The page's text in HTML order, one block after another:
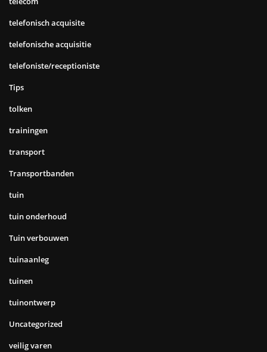
telefonisch acquisite
telefonische acquisitie
telefoniste/receptioniste
Tips
tolken
trainingen
transport
Transportbanden
tuin
tuin onderhoud
Tuin verbouwen
tuinaanleg
tuinen
tuinontwerp
Uncategorized
veilig varen